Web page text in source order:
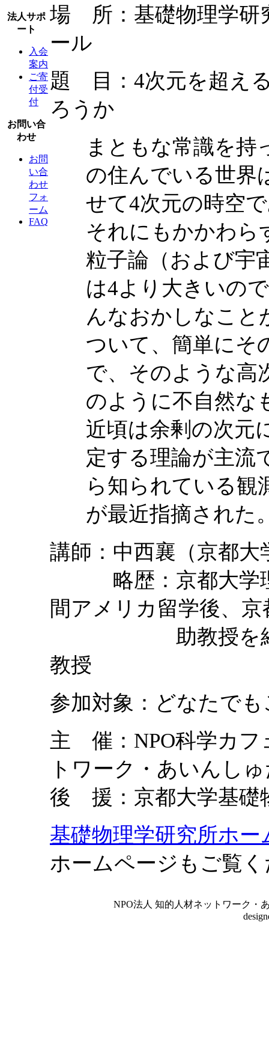
法人サポ
ート
入会
案内
ご寄
付受
付
お問い合
わせ
お問
い合
わせ
フォ
ーム
FAQ
場 所：基礎物理学研
ール
題 目：4次元を超え
ろうか
まともな常識を持
の住んでいる世界
せて4次元の時空
それにもかかわら
粒子論（および宇
は4より大きいの
んなおかしなこと
ついて、簡単にそ
で、そのような高
のように不自然な
近頃は余剰の次元
定する理論が主流
ら知られている観
が最近指摘された
講師：中西襄（京都大
略歴：京都大学理
間アメリカ留学後、
助教授を経て同
教授
参加対象：どなたで
主 催：NPO科学カフ
トワーク・あいんし
後 援：京都大学基礎
基礎物理学研究所ホー
ホームページもご覧
NPO法人 知的人材ネットワーク・